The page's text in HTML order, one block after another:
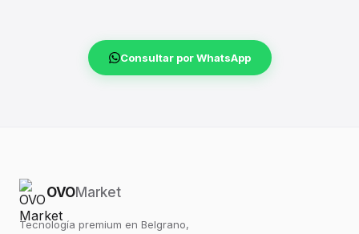
Consultar por WhatsApp
OVOMarket
Tecnología premium en Belgrano,